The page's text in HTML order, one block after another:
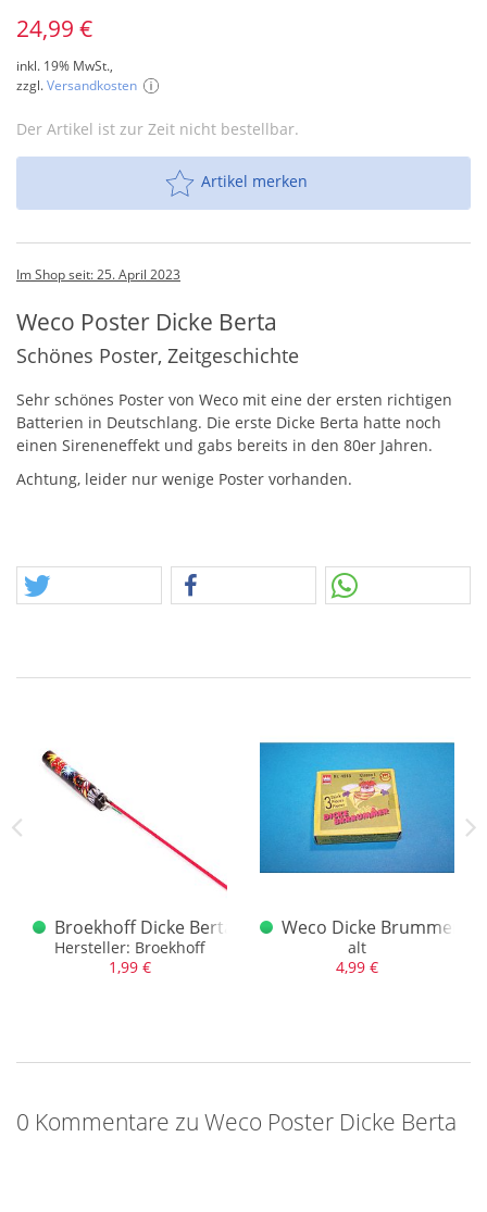
24,99 €
inkl. 19% MwSt.,
zzgl.Versandkosten
Der Artikel ist zur Zeit nicht bestellbar.
Artikel merken
Im Shop seit: 25. April 2023
Weco Poster Dicke Berta
Schönes Poster, Zeitgeschichte
Sehr schönes Poster von Weco mit eine der ersten richtigen
Batterien in Deutschlang. Die erste Dicke Berta hatte noch
einen Sireneneffekt und gabs bereits in den 80er Jahren.
Achtung, leider nur wenige Poster vorhanden.
Feuerwerk Brands
sowie den Brands
Broekhoff Dicke Berta Rakete einzeln
Hersteller: Broekhoff
1,99 €
Weco Dicke Brummer
alt
4,99 €
0 Kommentare zu Weco Poster Dicke Berta